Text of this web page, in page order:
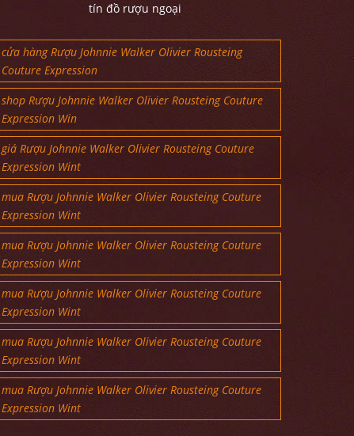
tín đồ rượu ngoại
cửa hàng Rượu Johnnie Walker Olivier Rousteing
Couture Expression
shop Rượu Johnnie Walker Olivier Rousteing Couture
Expression Win
giá Rượu Johnnie Walker Olivier Rousteing Couture
Expression Wint
mua Rượu Johnnie Walker Olivier Rousteing Couture
Expression Wint
mua Rượu Johnnie Walker Olivier Rousteing Couture
Expression Wint
mua Rượu Johnnie Walker Olivier Rousteing Couture
Expression Wint
mua Rượu Johnnie Walker Olivier Rousteing Couture
Expression Wint
mua Rượu Johnnie Walker Olivier Rousteing Couture
Expression Wint